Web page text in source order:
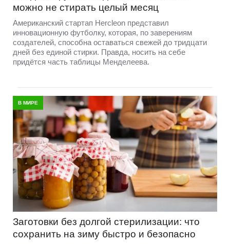
можно не стирать целый месяц
Американский стартап Hercleon представил
инновационную футболку, которая, по заверениям
создателей, способна оставаться свежей до тридцати
дней без единой стирки. Правда, носить на себе
придётся часть таблицы Менделеева.
В МИРЕ
Заготовки без долгой стерилизации: что
сохранить на зиму быстро и безопасно